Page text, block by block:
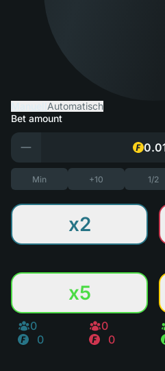
Automatisch
Bet amount
Min +10 1/2
x2
x5
0
0
0
0